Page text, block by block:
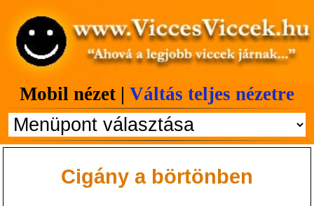
Mobil nézet | Váltás teljes nézetre
Cigány a börtönben